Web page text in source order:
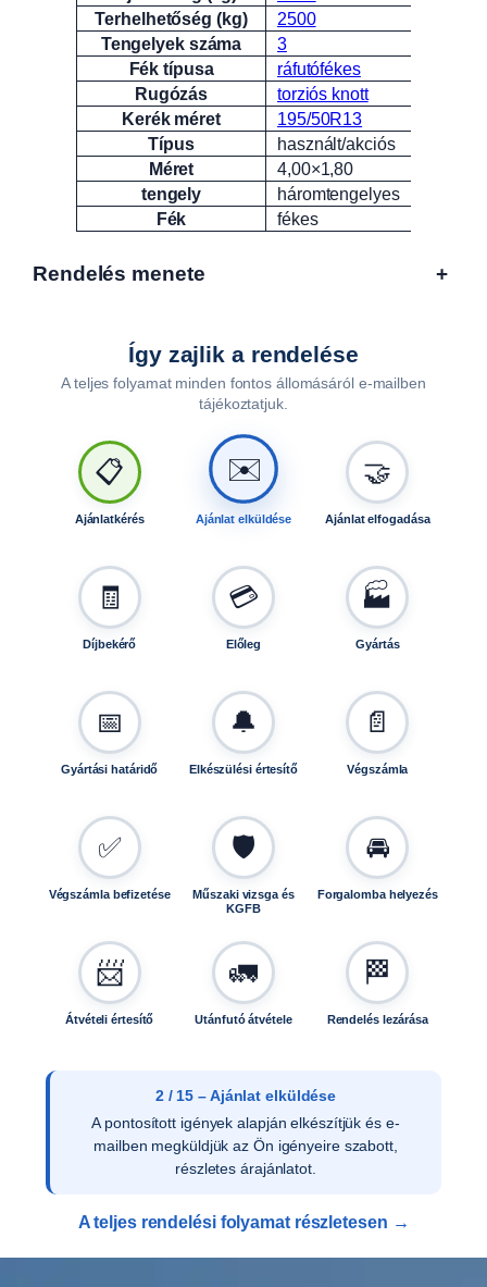
Terhelhetőség (kg)
2500
Tengelyek száma
3
Fék típusa
ráfutófékes
Rugózás
torziós knott
Kerék méret
195/50R13
Típus
használt/akciós
Méret
4,00×1,80
tengely
háromtengelyes
Fék
fékes
Rendelés menete +
Így zajlik a rendelése
A teljes folyamat minden fontos állomásáról e-mailben
tájékoztatjuk.
📋
Ajánlatkérés
✉️
Ajánlat elküldése
🤝
Ajánlat elfogadása
🧾
Díjbekérő
💳
Előleg
🏭
Gyártás
📅
Gyártási határidő
🔔
Elkészülési értesítő
📄
Végszámla
✅
Végszámla befizetése
🛡️
Műszaki vizsga és
KGFB
🚘
Forgalomba helyezés
📨
Átvételi értesítő
🚛
Utánfutó átvétele
🏁
Rendelés lezárása
2 / 15 – Ajánlat elküldése
A pontosított igények alapján elkészítjük és e-
mailben megküldjük az Ön igényeire szabott,
részletes árajánlatot.
A teljes rendelési folyamat részletesen →